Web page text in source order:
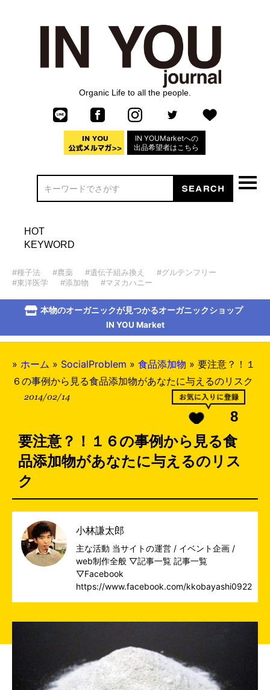
Organic Life to all the people.
IN YOUMarketへの
出品希望者はこちら
HOT
KEYWORD
#種子法 #農薬 #遺伝子組み換え
#グルテンフリー
#東洋医学
#添加物 #マヌカハニー
本物のオーガニックが見つかるオーガニックショップ
IN YOU Market
» ホーム » SocialProblem » 食品添加物 » 要注意？！１
６の事例から見る食品添加物があなたに与えるのリスク
2014/02/14
8
要注意？！１６の事例から見る食
品添加物があなたに与えるのリス
ク
小林謙太郎
主な活動 当サイトの運営 / イベント企画 /
web制作全般 ▽記事一覧 記事一覧
▽Facebook
https://www.facebook.com/kkobayashi0922